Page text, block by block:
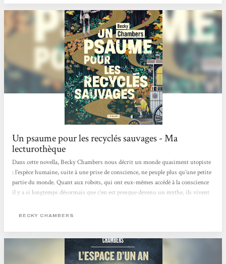
Commence...
Un psaume pour les recyclés sauvages - Ma
lecturothèque
Dans cette novella, Becky Chambers nous décrit un monde quasiment utopiste
: l’espèce humaine, suite à une prise de conscience, ne peuple plus qu’une petite
partie du monde. Quant aux robots, qui ont eux-mêmes accédé à la conscience
il y a si longtemps désormais que c’en est presque devenu un mythe, ils vivent
vivent sans ce genre d’intelligence artificielle, changeant au passage leur rapport
suivons. Dex est moine mais sa...
BECKY CHAMBERS